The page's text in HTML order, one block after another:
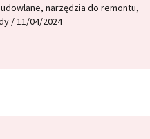
, narzędzia do remontu,
/11/04/2024